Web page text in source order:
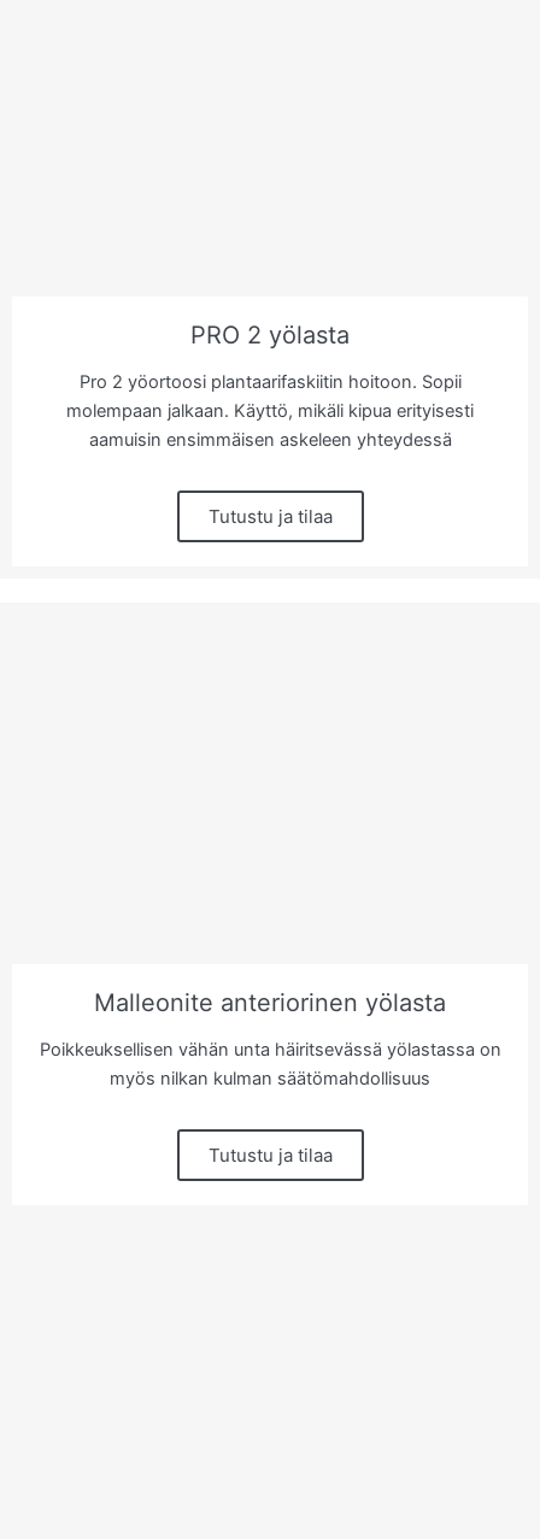
PRO 2 yölasta
Pro 2 yöortoosi plantaarifaskiitin hoitoon. Sopii
molempaan jalkaan. Käyttö, mikäli kipua erityisesti
aamuisin ensimmäisen askeleen yhteydessä
Tutustu ja tilaa
Malleonite anteriorinen yölasta
Poikkeuksellisen vähän unta häiritsevässä yölastassa on
myös nilkan kulman säätömahdollisuus
Tutustu ja tilaa